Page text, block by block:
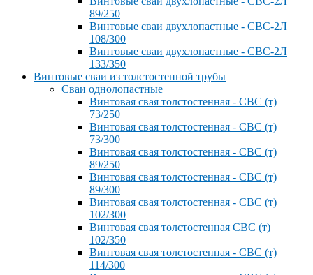
89/250
Винтовые сваи двухлопастные - СВС-2Л
108/300
Винтовые сваи двухлопастные - СВС-2Л
133/350
Винтовые сваи из толстостенной трубы
Сваи однолопастные
Винтовая свая толстостенная - СВС (т)
73/250
Винтовая свая толстостенная - СВС (т)
73/300
Винтовая свая толстостенная - СВС (т)
89/250
Винтовая свая толстостенная - СВС (т)
89/300
Винтовая свая толстостенная - СВС (т)
102/300
Винтовая свая толстостенная СВС (т)
102/350
Винтовая свая толстостенная - СВС (т)
114/300